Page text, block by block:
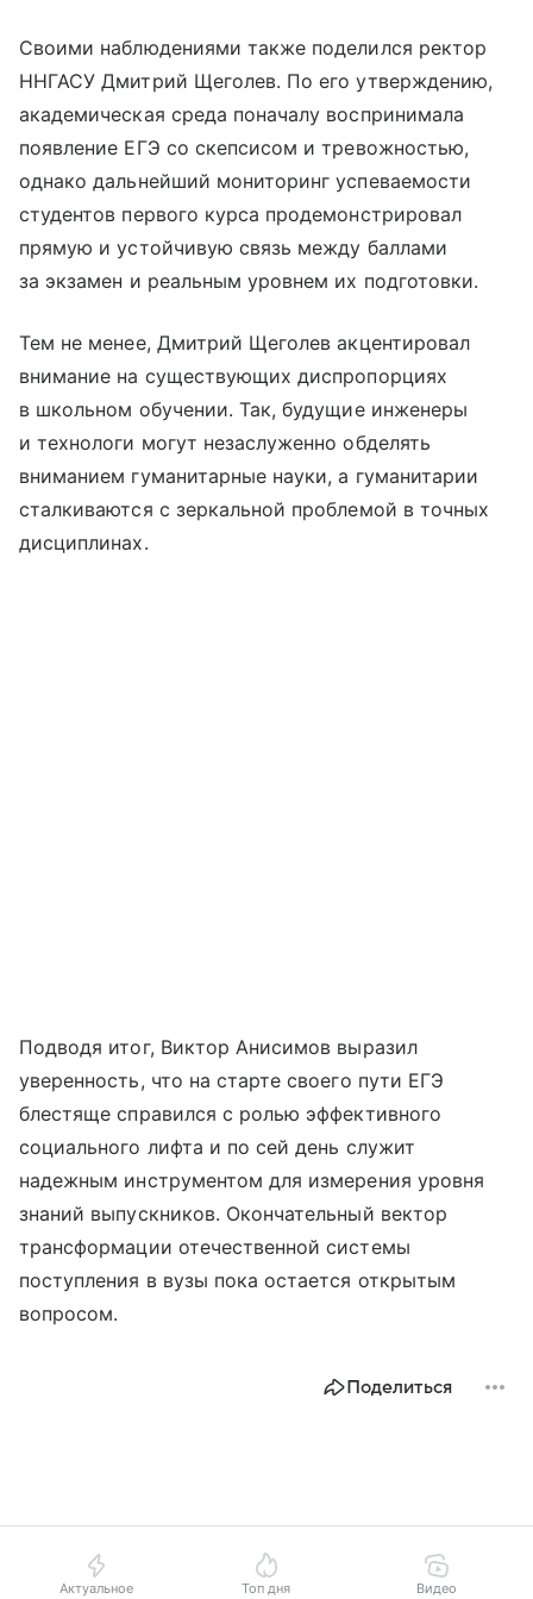
Своими наблюдениями также поделился ректор
ННГАСУ Дмитрий Щеголев. По его утверждению,
академическая среда поначалу воспринимала
появление ЕГЭ со скепсисом и тревожностью,
однако дальнейший мониторинг успеваемости
студентов первого курса продемонстрировал
прямую и устойчивую связь между баллами
за экзамен и реальным уровнем их подготовки.
Тем не менее, Дмитрий Щеголев акцентировал
внимание на существующих диспропорциях
в школьном обучении. Так, будущие инженеры
и технологи могут незаслуженно обделять
вниманием гуманитарные науки, а гуманитарии
сталкиваются с зеркальной проблемой в точных
дисциплинах.
Подводя итог, Виктор Анисимов выразил
уверенность, что на старте своего пути ЕГЭ
блестяще справился с ролью эффективного
социального лифта и по сей день служит
надежным инструментом для измерения уровня
знаний выпускников. Окончательный вектор
трансформации отечественной системы
поступления в вузы пока остается открытым
вопросом.
Поделиться
Актуальное Топ дня Видео